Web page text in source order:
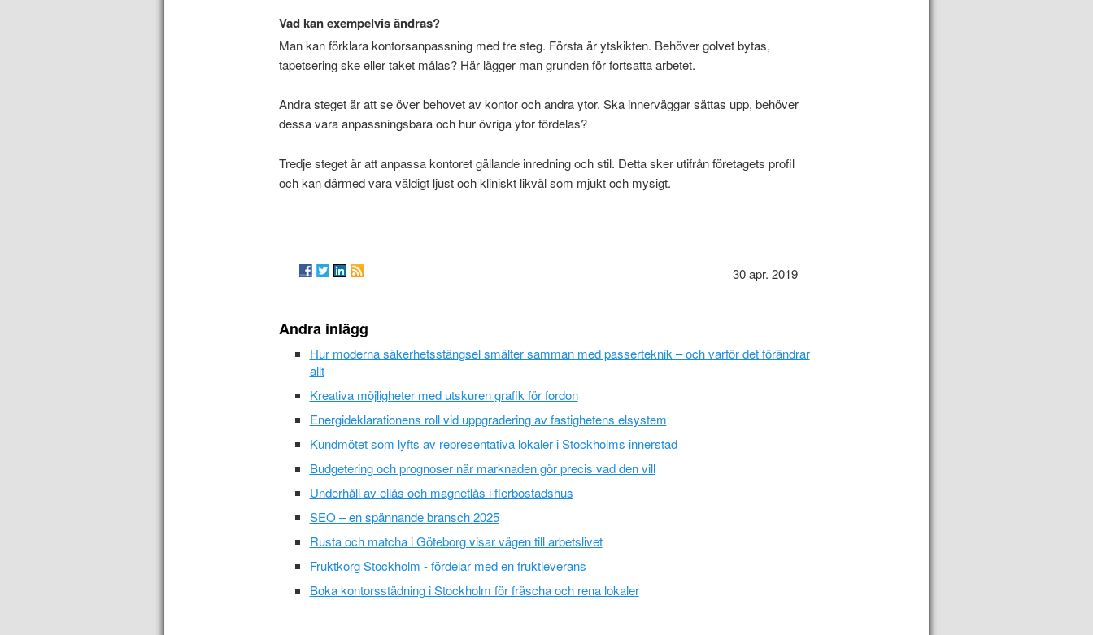
Vad kan exempelvis ändras?
Man kan förklara kontorsanpassning med tre steg. Första är ytskikten. Behöver golvet bytas,
tapetsering ske eller taket målas? Här lägger man grunden för fortsatta arbetet.
Andra steget är att se över behovet av kontor och andra ytor. Ska innerväggar sättas upp, behöver
dessa vara anpassningsbara och hur övriga ytor fördelas?
Tredje steget är att anpassa kontoret gällande inredning och stil. Detta sker utifrån företagets profil
och kan därmed vara väldigt ljust och kliniskt likväl som mjukt och mysigt.
30 apr. 2019
Andra inlägg
Hur moderna säkerhetsstängsel smälter samman med passerteknik – och varför det förändrar
allt
Kreativa möjligheter med utskuren grafik för fordon
Energideklarationens roll vid uppgradering av fastighetens elsystem
Kundmötet som lyfts av representativa lokaler i Stockholms innerstad
Budgetering och prognoser när marknaden gör precis vad den vill
Underhåll av ellås och magnetlås i flerbostadshus
SEO – en spännande bransch 2025
Rusta och matcha i Göteborg visar vägen till arbetslivet
Fruktkorg Stockholm - fördelar med en fruktleverans
Boka kontorsstädning i Stockholm för fräscha och rena lokaler